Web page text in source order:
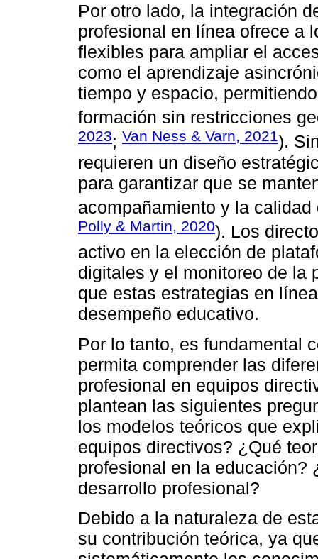
Por otro lado, la integración
profesional en línea ofrece a
flexibles para ampliar el
como el aprendizaje
tiempo y espacio,
formación sin restricciones
2023; Van Ness & Varn, 2021).
requieren un diseño
para garantizar que se
acompañamiento y la
Polly & Martin, 2020). Los
activo en la elección de
digitales y el monitoreo de la
que estas estrategias en
desempeño educativo.
Por lo tanto, es fundamental
permita comprender las
profesional en equipos
plantean las siguientes
los modelos teóricos que
equipos directivos? ¿Qué
profesional en la educación?
desarrollo profesional?
Debido a la naturaleza de
su contribución teórica, ya